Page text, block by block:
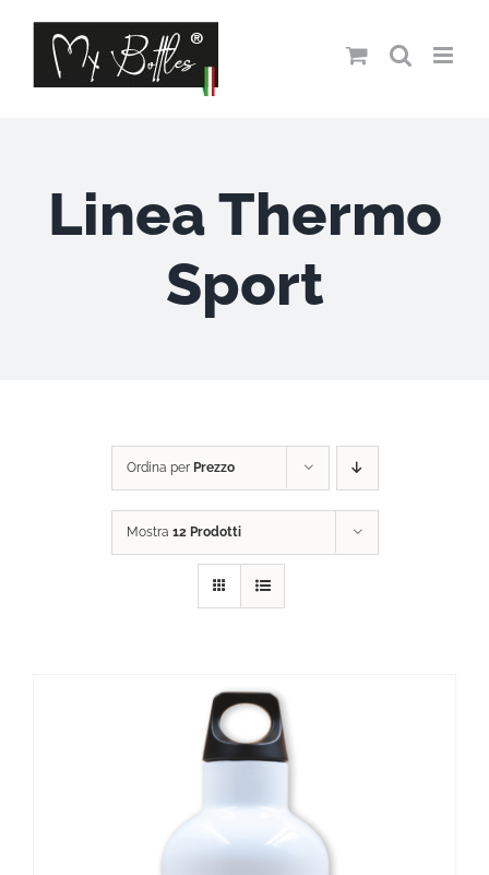
contenuto
Linea Thermo
Sport
Ordina per Prezzo
Mostra 12 Prodotti